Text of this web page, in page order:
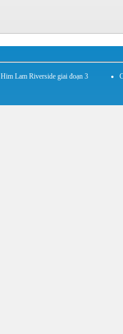
Him Lam Riverside giai đoạn 3